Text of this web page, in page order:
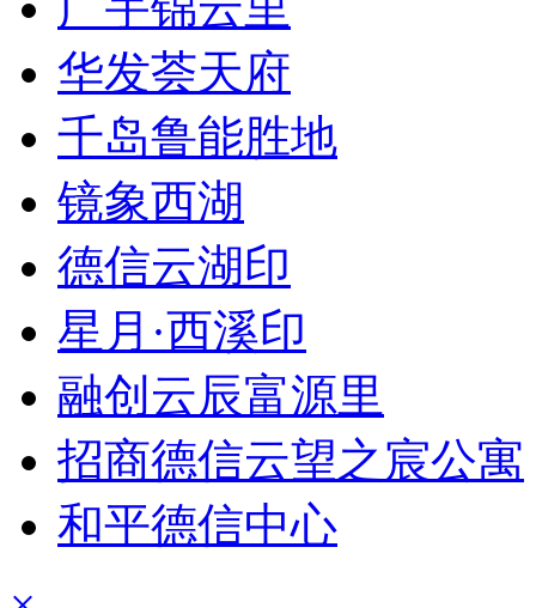
华发荟天府
千岛鲁能胜地
镜象西湖
德信云湖印
星月·西溪印
融创云辰富源里
招商德信云望之宸公寓
和平德信中心